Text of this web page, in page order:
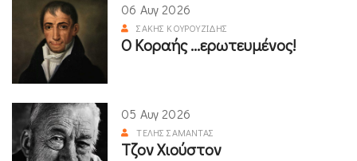
06 Αυγ 2026
ΣΆΚΗΣ ΚΟΥΡΟΥΖΊΔΗΣ
Ο Κοραής ...ερωτευμένος!
05 Αυγ 2026
ΤΈΛΗΣ ΣΑΜΑΝΤΆΣ
Τζον Χιούστον